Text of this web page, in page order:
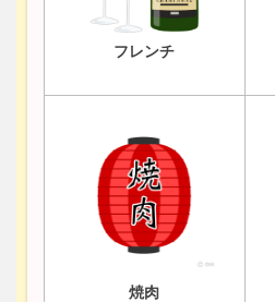
フレンチ
焼肉